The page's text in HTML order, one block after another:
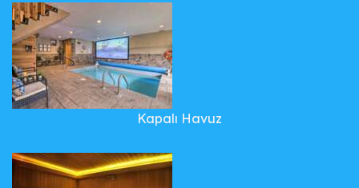
Kapalı Havuz